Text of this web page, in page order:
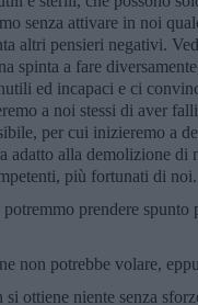
senza attivare in noi
altri pensieri negativi.
spinta a fare
ed incapaci e ci
a noi stessi di aver
per cui inizieremo a
adatto alla demolizione di
più fortunati di noi.
prendere
non potrebbe volare,
ottiene niente senza